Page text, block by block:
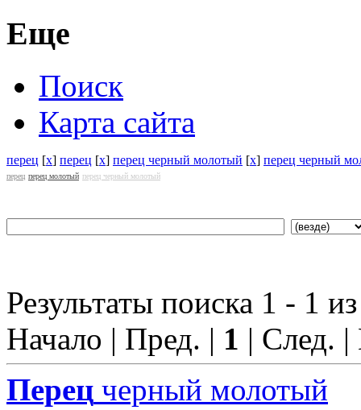
Еще
Поиск
Карта сайта
перец [x] перец [x] перец черный молотый [x] перец черный
перец перец молотый перец черный молотый
Результаты поиска 1 - 1
Начало | Пред. | 1 | След.
Перец черный молотый